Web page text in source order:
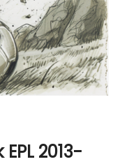
2013-